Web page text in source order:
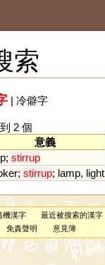
索
| 冷僻字
2 個
意義
; stirrup
; stirrup; lamp, light
機漢字
最近被搜索的漢字
免責聲明 意見簿